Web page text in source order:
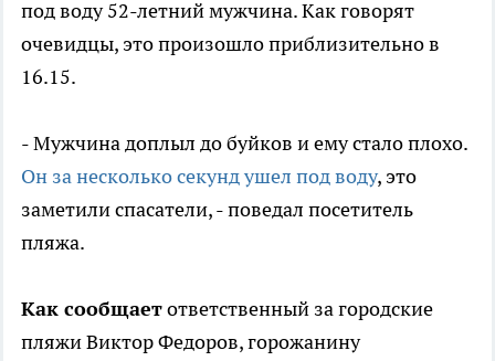
под воду 52-летний мужчина. Как говорят
очевидцы, это произошло приблизительно в
16.15.
- Мужчина доплыл до буйков и ему стало плохо.
Он за несколько секунд ушел под воду, это
заметили спасатели, - поведал посетитель
пляжа.
Как сообщаетответственный за городские
пляжи Виктор Федоров, горожанину